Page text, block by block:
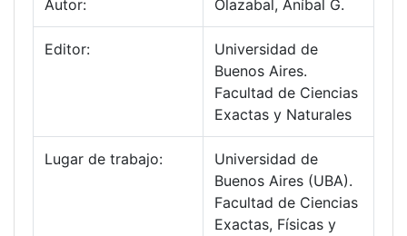
Autor: Olazabal, Aníbal G.
Editor:
Universidad de
Buenos Aires.
Facultad de Ciencias
Exactas y Naturales
Lugar de trabajo:
Universidad de
Buenos Aires (UBA).
Facultad de Ciencias
Exactas, Físicas y